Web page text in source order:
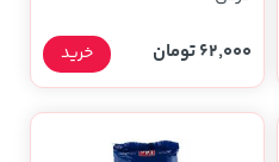
62,000 تومان خرید